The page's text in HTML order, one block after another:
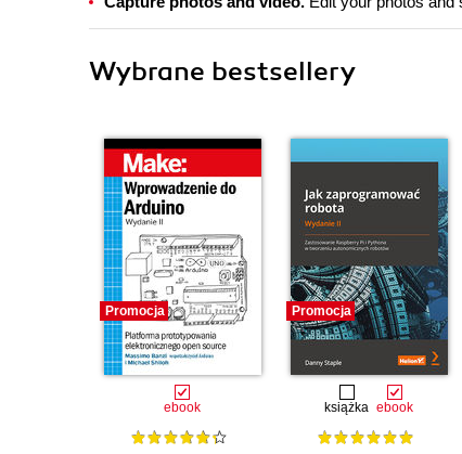
Wybrane bestsellery
Promocja
ebook
Promocja
książka ebook